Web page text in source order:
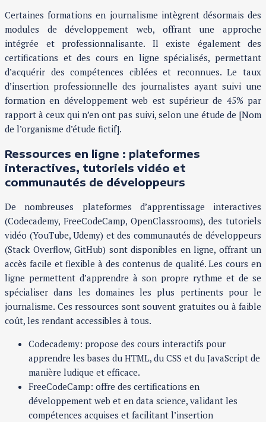
Certaines formations en journalisme intègrent désormais des
modules de développement web, offrant une approche
intégrée et professionnalisante. Il existe également des
certifications et des cours en ligne spécialisés, permettant
d’acquérir des compétences ciblées et reconnues. Le taux
d’insertion professionnelle des journalistes ayant suivi une
formation en développement web est supérieur de 45% par
rapport à ceux qui n’en ont pas suivi, selon une étude de [Nom
de l’organisme d’étude fictif].
Ressources en ligne : plateformes
interactives, tutoriels vidéo et
communautés de développeurs
De nombreuses plateformes d’apprentissage interactives
(Codecademy, FreeCodeCamp, OpenClassrooms), des tutoriels
vidéo (YouTube, Udemy) et des communautés de développeurs
(Stack Overflow, GitHub) sont disponibles en ligne, offrant un
accès facile et flexible à des contenus de qualité. Les cours en
ligne permettent d’apprendre à son propre rythme et de se
spécialiser dans les domaines les plus pertinents pour le
journalisme. Ces ressources sont souvent gratuites ou à faible
coût, les rendant accessibles à tous.
Codecademy: propose des cours interactifs pour
apprendre les bases du HTML, du CSS et du JavaScript de
manière ludique et efficace.
FreeCodeCamp: offre des certifications en
développement web et en data science, validant les
compétences acquises et facilitant l’insertion